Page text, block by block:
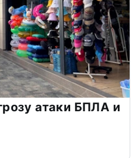
атаки БПЛА и